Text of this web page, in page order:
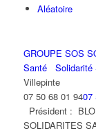
Aléatoire
GROUPE SOS
Santé
Solidarité
Villepinte
07 50 68 01 9407
Président :
SOLIDARITES